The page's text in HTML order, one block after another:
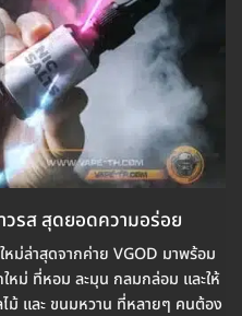
วรส สุดยอดความอร่อย
หม่ล่าสุดจากค่าย VGOD มาพร้อม
หม่ ที่หอม ละมุน กลมกล่อม และให้
ม้ และ ขนมหวาน ที่หลายๆ คนต้อง